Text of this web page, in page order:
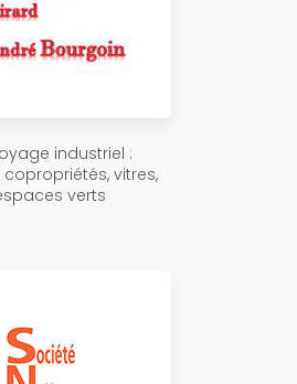
industriel :
copropriétés, vitres,
verts